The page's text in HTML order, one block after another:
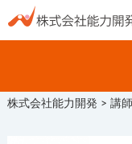
株式会社能力開発 > 講